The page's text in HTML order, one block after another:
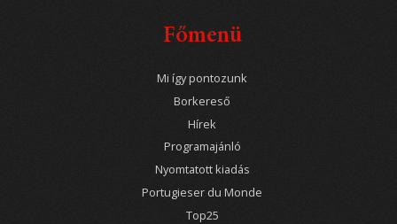
Főmenü
Mi így pontozunk
Borkereső
Hírek
Programajánló
Nyomtatott kiadás
Portugieser du Monde
Top25